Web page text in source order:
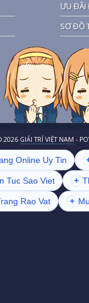
ƯU ĐÃI
SƠ ĐỒ
2026 GIẢI TRÍ VIỆT NAM -
Online Uy Tin
Tuc Sao Viet +
Rao Vat +